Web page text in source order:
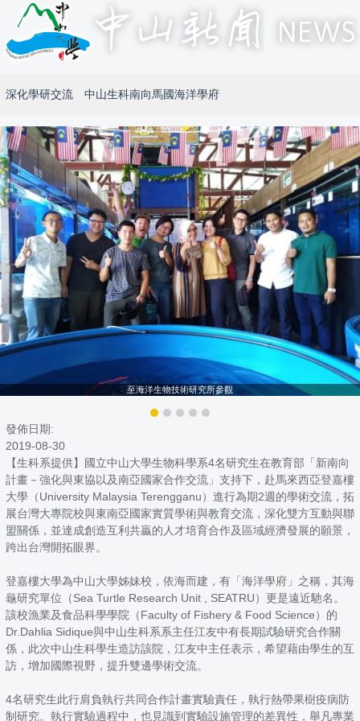
深化學研交流 中山生科南向馬國海洋學府
至海洋生物技術研究所參觀
發佈日期:
2019-08-30
【生科系提供】國立中山大學生物科學系4名研究生在教育部「新南向
計畫－強化與東協以及南亞國家合作交流」支持下，赴馬來西亞登嘉樓
大學（University Malaysia Terengganu）進行為期2週的學術交流，拓
展台灣大專院校與東南亞國家實質學術與教育交流，深化雙方互動與聯
盟關係，並達成創造互利共贏的人才培育合作及區域經濟發展的願景，
跨出台灣開拓眼界。
登嘉樓大學為中山大學姊妹校，依海而建，有「海洋學府」之稱，其海
龜研究單位（Sea Turtle Research Unit , SEATRU）更是遠近馳名。
該校漁業及食品科學學院（Faculty of Fishery & Food Science）的
Dr.Dahlia Sidique與中山生科系系主任江友中有長期試驗研究合作關
係，此次中山生科學生造訪該院，江友中主任表示，希望藉由學生的互
訪，增加國際視野，提升雙邊學術交流。
4名研究生此行肩負執行共同合作計畫實驗責任，執行熱帶果樹疫病防
制研究。執行實驗過程中，也見識到實驗設施管理的差異性，舉凡專業